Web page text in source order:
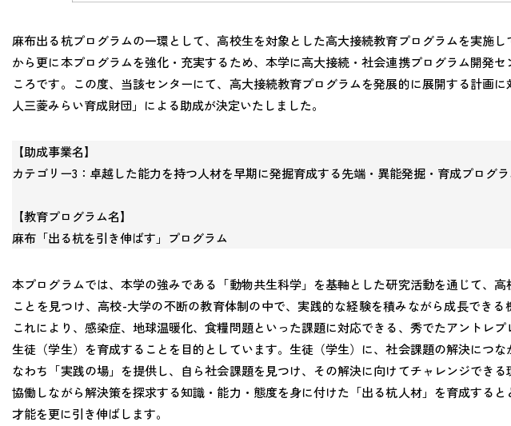
麻布出る杭プログラムの一環として、高校生を対象とした高大接続教育プログラムを実施
から更に本プログラムを強化・充実するため、本学に高大接続・社会連携プログラム開発セ
ころです。この度、当該センターにて、高大接続教育プログラムを発展的に展開する計画
人三菱みらい育成財団」による助成が決定いたしました。
【助成事業名】
カテゴリー3：卓越した能力を持つ人材を早期に発掘育成する先端・異能発掘・育成プログ
【教育プログラム名】
麻布「出る杭を引き伸ばす」プログラム
本プログラムでは、本学の強みである「動物共生科学」を基軸とした研究活動を通じて、
ことを見つけ、高校-大学の不断の教育体制の中で、実践的な経験を積みながら成長できる
これにより、感染症、地球温暖化、食糧問題といった課題に対応できる、秀でたアントレ
生徒（学生）を育成することを目的としています。生徒（学生）に、社会課題の解決につ
なわち「実践の場」を提供し、自ら社会課題を見つけ、その解決に向けてチャレンジできる
協働しながら解決策を探求する知識・能力・態度を身に付けた「出る杭人材」を育成すると
才能を更に引き伸ばします。